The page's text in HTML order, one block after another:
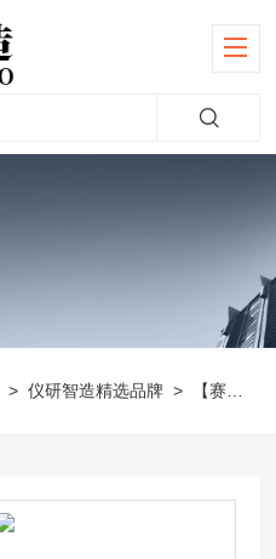
>仪研智造精选品牌 > 【赛多利斯】天平